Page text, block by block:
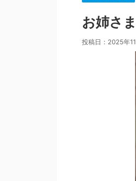
お姉さ
投稿日： 2025年